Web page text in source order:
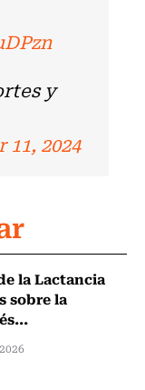
y
2024
la Lactancia
sobre la